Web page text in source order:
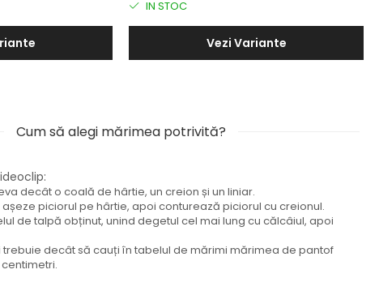
IN STOC
Vezi Variante
Cum să alegi mărimea potrivită?
decât o coală de hârtie, un creion și un liniar.
piciorul pe hârtie, apoi conturează piciorul cu creionul.
de talpă obținut, unind degetul cel mai lung cu călcâiul, apoi
trebuie decât să cauți în tabelul de mărimi mărimea de pantof